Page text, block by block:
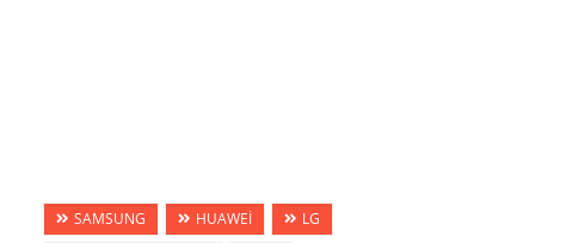
SAMSUNG HUAWEİ
LG